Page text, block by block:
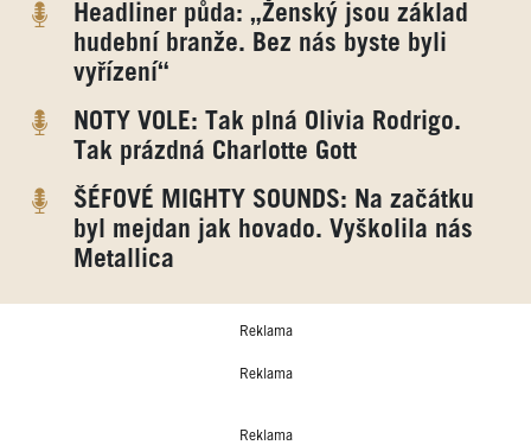
Headliner půda: „Ženský jsou základ
hudební branže. Bez nás byste byli
vyřízení“
NOTY VOLE: Tak plná Olivia Rodrigo.
Tak prázdná Charlotte Gott
ŠÉFOVÉ MIGHTY SOUNDS: Na začátku
byl mejdan jak hovado. Vyškolila nás
Metallica
Reklama
Reklama
Reklama